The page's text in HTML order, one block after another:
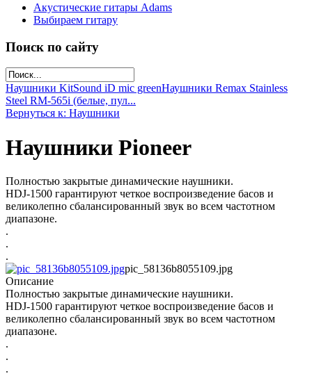
Акустические гитары Adams
Выбираем гитару
Поиск по сайту
Наушники KitSound iD mic greenНаушники Remax Stainless
Steel RM-565i (белые, пул...
Вернуться к: Наушники
Наушники Pioneer
Полностью закрытые динамические наушники.
HDJ-1500 гарантируют четкое воспроизведение басов и
великолепно сбалансированный звук во всем частотном
диапазоне.
.
.
.
pic_58136b8055109.jpg
Описание
Полностью закрытые динамические наушники.
HDJ-1500 гарантируют четкое воспроизведение басов и
великолепно сбалансированный звук во всем частотном
диапазоне.
.
.
.